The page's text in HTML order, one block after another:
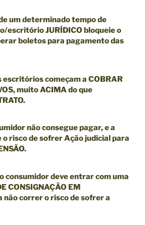
umdeterminado tempo de
escritório JURÍDICO bloqueie o
boletos para pagamento das
escritórios começam a COBRAR
muito ACIMA do que
não consegue pagar, e a
risco de sofrer Ação judicial para
consumidor deve entrar com uma
CONSIGNAÇÃO EM
não correr o risco de sofrer a